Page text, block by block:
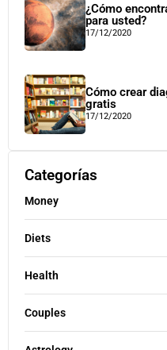
¿Cómo
para usted?
17/12/2020
Cómo crear
gratis
17/12/2020
Categorías
Money
Diets
Health
Couples